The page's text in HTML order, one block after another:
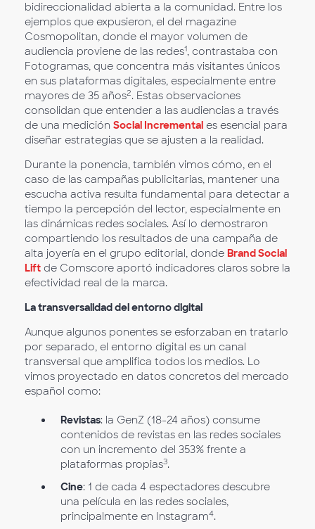
bidireccionalidad abierta a la comunidad. Entre los
ejemplos que expusieron, el del magazine
Cosmopolitan, donde el mayor volumen de
audiencia proviene de las redes1, contrastaba con
Fotogramas, que concentra más visitantes únicos
en sus plataformas digitales, especialmente entre
mayores de 35 años2. Estas observaciones
consolidan que entender a las audiencias a través
de una medición Social Incremental es esencial para
diseñar estrategias que se ajusten a la realidad.
Durante la ponencia, también vimos cómo, en el
caso de las campañas publicitarias, mantener una
escucha activa resulta fundamental para detectar a
tiempo la percepción del lector, especialmente en
las dinámicas redes sociales. Así lo demostraron
compartiendo los resultados de una campaña de
alta joyería en el grupo editorial, donde Brand Social
Lift de Comscore aportó indicadores claros sobre la
efectividad real de la marca.
La transversalidad del entorno digital
Aunque algunos ponentes se esforzaban en tratarlo
por separado, el entorno digital es un canal
transversal que amplifica todos los medios. Lo
vimos proyectado en datos concretos del mercado
español como:
Revistas: la GenZ (18-24 años) consume
contenidos de revistas en las redes sociales
con un incremento del 353% frente a
plataformas propias3.
Cine: 1 de cada 4 espectadores descubre
una película en las redes sociales,
principalmente en Instagram4.